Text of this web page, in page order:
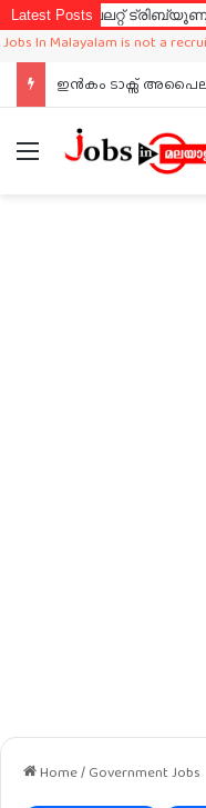
Latest Postsട്രിബ്യൂണലിൽ 42
Malayalam is not a
ഇൻകം ടാക്സ്
Menu
Home/ Government Jobs